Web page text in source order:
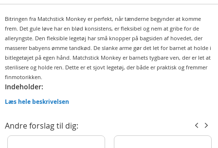
Bitringen fra Matchstick Monkey er perfekt, når tænderne begynder at komme
frem. Det gule løve har en blød konsistens, er fleksibel og nem at gribe for de
alleryngste. Den fleksible legetøj har små knopper på bagsiden af hovedet, der
masserer babyens ømme tandkød. De slanke arme gør det let for barnet at holde i
bitlegetøjet på egen hånd. Matchstick Monkey er barnets tygbare ven, der er let at
sterilisere og holde ren. Dette er et sjovt legetøj, der både er praktisk og fremmer
finmotorikken.
Indeholder:
Matchstick Monkey bitlegetøj
Detaljer
Læs hele beskrivelsen
Andre forslag til dig: